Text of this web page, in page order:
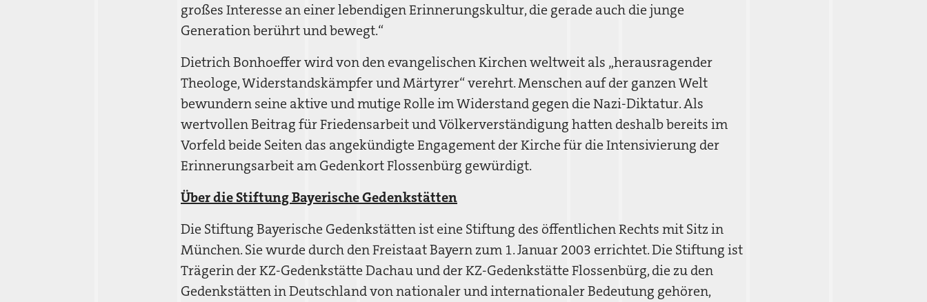
großes Interesse an einer lebendigen Erinnerungskultur, die gerade auch die junge
Generation berührt und bewegt.“
Dietrich Bonhoeffer wird von den evangelischen Kirchen weltweit als „herausragender
Theologe, Widerstandskämpfer und Märtyrer“ verehrt. Menschen auf der ganzen Welt
bewundern seine aktive und mutige Rolle im Widerstand gegen die Nazi-Diktatur. Als
wertvollen Beitrag für Friedensarbeit und Völkerverständigung hatten deshalb bereits im
Vorfeld beide Seiten das angekündigte Engagement der Kirche für die Intensivierung der
Erinnerungsarbeit am Gedenkort Flossenbürg gewürdigt.
Über die Stiftung Bayerische Gedenkstätten
Die Stiftung Bayerische Gedenkstätten ist eine Stiftung des öffentlichen Rechts mit Sitz in
München. Sie wurde durch den Freistaat Bayern zum 1. Januar 2003 errichtet. Die Stiftung ist
Trägerin der KZ-Gedenkstätte Dachau und der KZ-Gedenkstätte Flossenbürg, die zu den
Gedenkstätten in Deutschland von nationaler und internationaler Bedeutung gehören,